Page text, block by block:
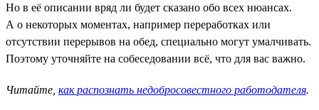
Но в её описании вряд ли будет сказано обо всех нюансах.
А о некоторых моментах, например переработках или
отсутствии перерывов на обед, специально могут умалчивать.
Поэтому уточняйте на собеседовании всё, что для вас важно.
Читайте, как распознать недобросовестного работодателя.